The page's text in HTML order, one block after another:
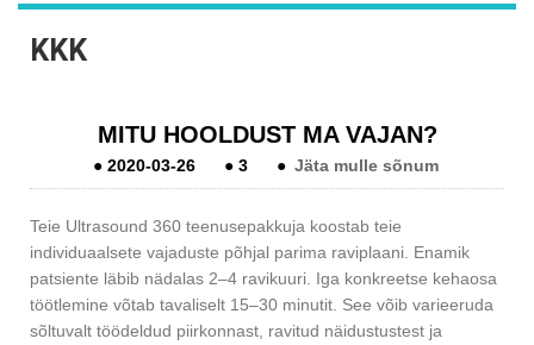
KKK
MITU HOOLDUST MA VAJAN?
● 2020-03-26 ● 3 ● Jäta mulle sõnum
Teie Ultrasound 360 teenusepakkuja koostab teie
individuaalsete vajaduste põhjal parima raviplaani. Enamik
patsiente läbib nädalas 2–4 ravikuuri. Iga konkreetse kehaosa
töötlemine võtab tavaliselt 15–30 minutit. See võib varieeruda
sõltuvalt töödeldud piirkonnast, ravitud näidustustest ja